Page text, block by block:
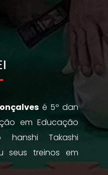
é 5º dan
em Educação
Takashi
seus treinos em